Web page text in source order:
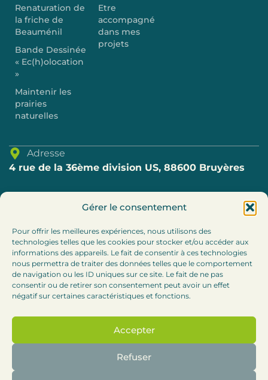
Gérer le consentement
Pour offrir les meilleures expériences, nous utilisons des
technologies telles que les cookies pour stocker et/ou accéder aux
informations des appareils. Le fait de consentir à ces technologies
nous permettra de traiter des données telles que le comportement
de navigation ou les ID uniques sur ce site. Le fait de ne pas
consentir ou de retirer son consentement peut avoir un effet
négatif sur certaines caractéristiques et fonctions.
Accepter
Refuser
Renaturation de
la friche de
Beauménil
Bande Dessinée
« Ec(h)olocation
»
Maintenir les
prairies
naturelles
Etre
accompagné
dans mes
projets
Adresse
4 rue de la 36ème division US, 88600 Bruyères
E-mail
accueil@cc-bruyeres.fr
Horaires
8h30-12h (accueil téléphonique l’après-
midi)
Vendredi : 8h30-12h